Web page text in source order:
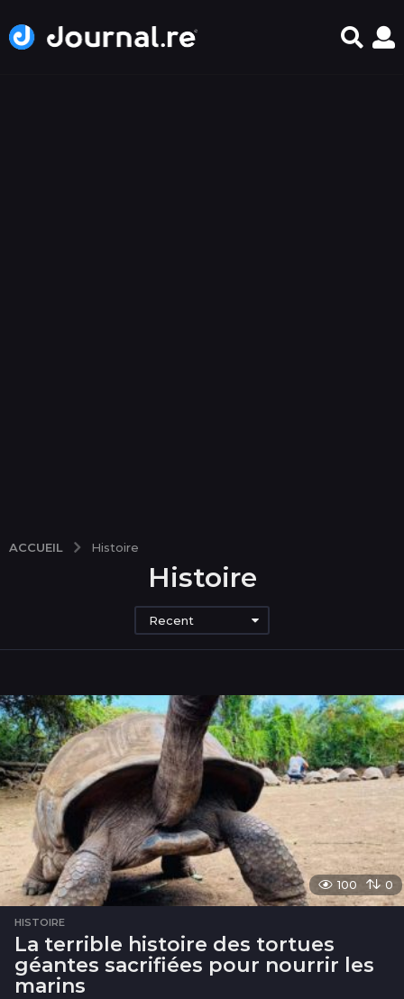
ACCUEIL Histoire
Histoire
Recent
100 0
HISTOIRE
La terrible histoire des tortues
géantes sacrifiées pour nourrir les
marins